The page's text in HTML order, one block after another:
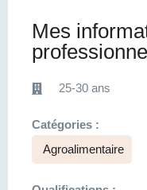
Mes
25-30 ans
Catégories :
Agroalimentaire